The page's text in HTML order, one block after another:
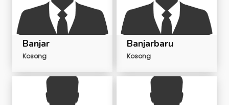
Banjar
Kosong
Banjarbaru
Kosong